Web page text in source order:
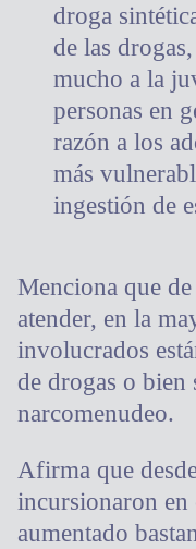
droga
de las
mucho a la
personas en
razón a los
más
ingestión de
Menciona que
atender, en la
involucrados
de drogas o
narcomenudeo.
Afirma que
incursionaron en
aumentado